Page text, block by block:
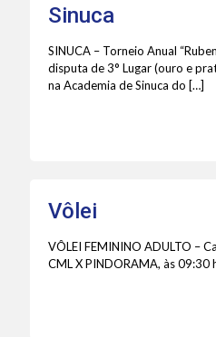
Sinuca
SINUCA – Torneio Anual
disputa de 3° Lugar (ouro e
na Academia de Sinuca do […]
Vôlei
VÔLEI FEMININO ADULTO –
CML X PINDORAMA, às 09:30